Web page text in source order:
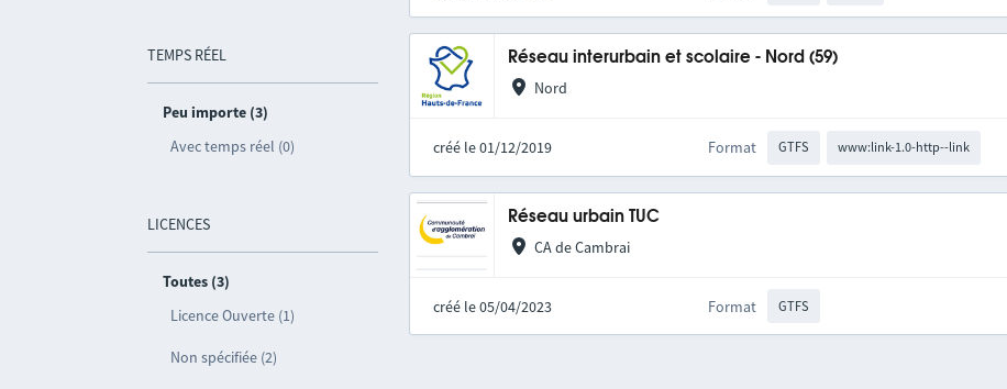
TEMPS RÉEL
Peu importe (3)
Avec temps réel (0)
LICENCES
Toutes (3)
Licence Ouverte (1)
Non spécifiée (2)
Réseau interurbain et scolaire - Nord (59)
Nord
créé le 01/12/2019 Format GTFS www:link-1.0-http--link
Réseau urbain TUC
CA de Cambrai
créé le 05/04/2023 Format GTFS